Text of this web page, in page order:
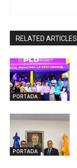
RELATED ARTICLES
PORTADA
PORTADA